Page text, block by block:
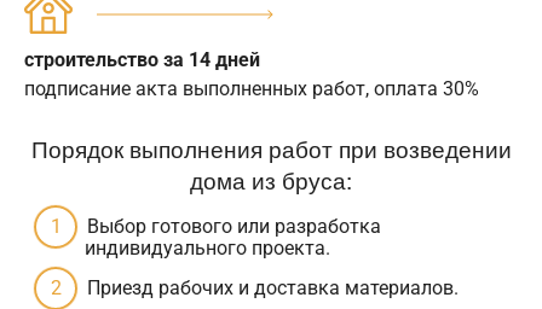
строительство за 14 дней
подписание акта выполненных работ, оплата 30%
Порядок выполнения работ при возведении
дома из бруса:
Выбор готового или разработка
индивидуального проекта.
Приезд рабочих и доставка материалов.